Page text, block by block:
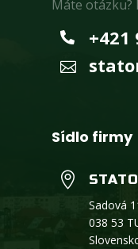
Máte otázku?
 +421

Sídlo firmy

Sadová
038 53